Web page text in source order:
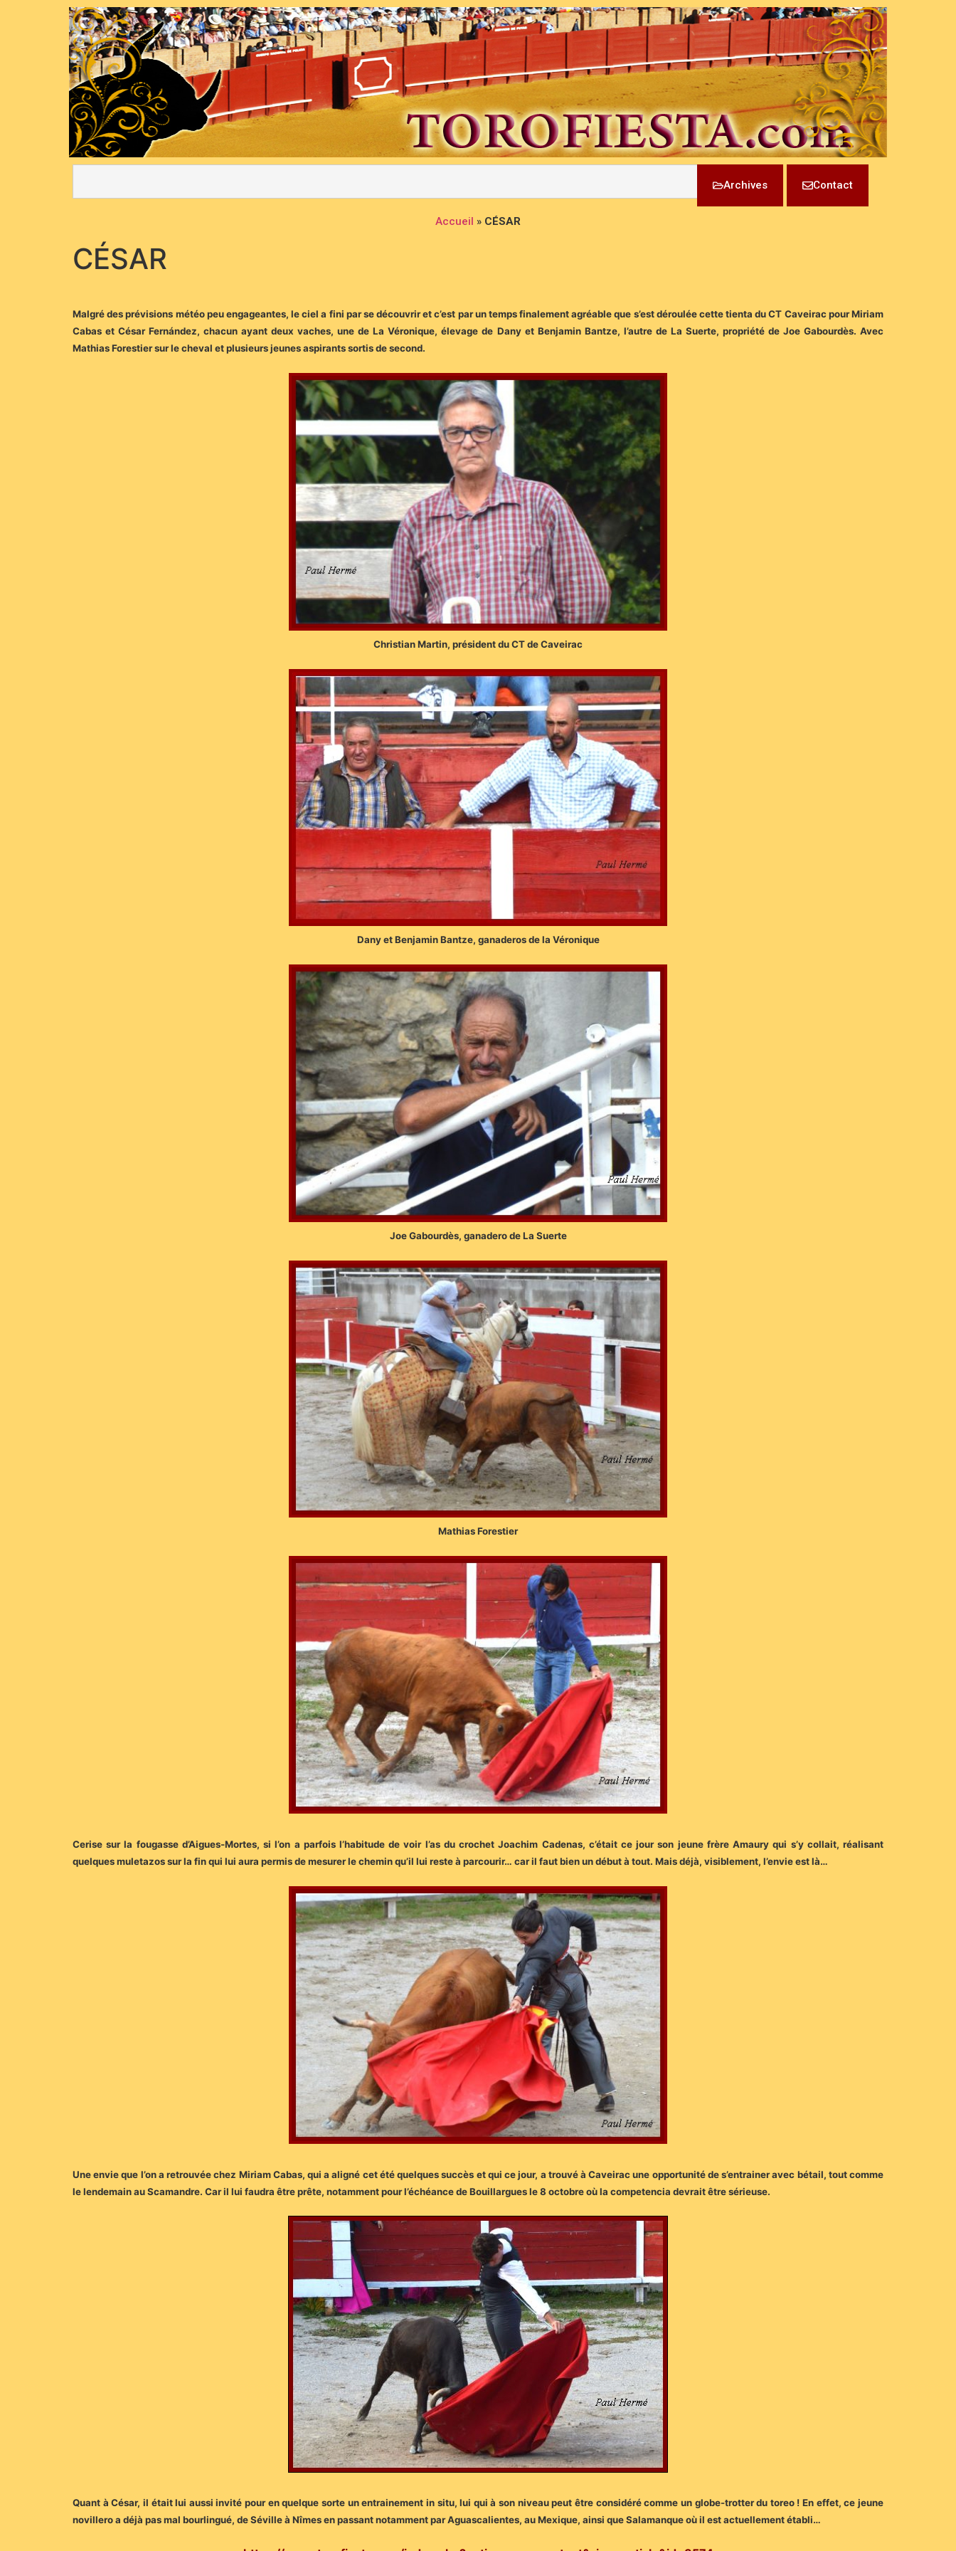
Archives Contact
Accueil » CÉSAR
CÉSAR
Malgré des prévisions météo peu engageantes, le ciel a fini par se découvrir et c’est par un temps finalement agréable que s’est déroulée cette tienta du CT Caveirac pour Miriam
Cabas et César Fernández, chacun ayant deux vaches, une de La Véronique, élevage de Dany et Benjamin Bantze, l’autre de La Suerte, propriété de Joe Gabourdès. Avec
Mathias Forestier sur le cheval et plusieurs jeunes aspirants sortis de second.
Christian Martin, président du CT de Caveirac
Dany et Benjamin Bantze, ganaderos de la Véronique
Joe Gabourdès, ganadero de La Suerte
Mathias Forestier
Cerise sur la fougasse d’Aigues-Mortes, si l’on a parfois l’habitude de voir l’as du crochet Joachim Cadenas, c’était ce jour son jeune frère Amaury qui s’y collait, réalisant
quelques muletazos sur la fin qui lui aura permis de mesurer le chemin qu’il lui reste à parcourir… car il faut bien un début à tout. Mais déjà, visiblement, l’envie est là…
Une envie que l’on a retrouvée chez Miriam Cabas, qui a aligné cet été quelques succès et qui ce jour, a trouvé à Caveirac une opportunité de s’entrainer avec bétail, tout comme
le lendemain au Scamandre. Car il lui faudra être prête, notamment pour l’échéance de Bouillargues le 8 octobre où la competencia devrait être sérieuse.
Quant à César, il était lui aussi invité pour en quelque sorte un entrainement in situ, lui qui à son niveau peut être considéré comme un globe-trotter du toreo ! En effet, ce jeune
novillero a déjà pas mal bourlingué, de Séville à Nîmes en passant notamment par Aguascalientes, au Mexique, ainsi que Salamanque où il est actuellement établi…